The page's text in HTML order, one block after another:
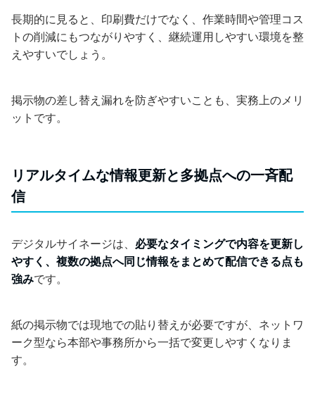
長期的に見ると、印刷費だけでなく、作業時間や管理コス
トの削減にもつながりやすく、継続運用しやすい環境を整
えやすいでしょう。
掲示物の差し替え漏れを防ぎやすいことも、実務上のメリ
ットです。
リアルタイムな情報更新と多拠点への一斉配
信
デジタルサイネージは、 必要なタイミングで内容を更新し
やすく、複数の拠点へ同じ情報をまとめて配信できる点も
強みです。
紙の掲示物では現地での貼り替えが必要ですが、ネットワ
ーク型なら本部や事務所から一括で変更しやすくなりま
す。